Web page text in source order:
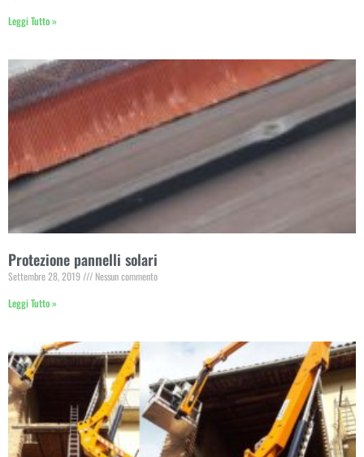
Leggi Tutto »
Protezione pannelli solari
Settembre 28, 2019
Nessun commento
Leggi Tutto »